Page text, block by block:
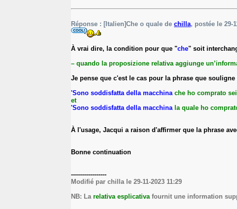
Réponse : [Italien]Che o quale de chilla, postée le 29-
À vrai dire, la condition pour que "che" soit
– quando la proposizione relativa aggiunge
Je pense que c'est le cas pour la phrase que
'Sono soddisfatta della macchina che ho comprato
et
'Sono soddisfatta della macchina la quale ho
À l'usage, Jacqui a raison d'affirmer que la phrase
Bonne continuation
------------------
Modifié par chilla le 29-11-2023 11:29
NB: La relativa esplicativa fournit une information